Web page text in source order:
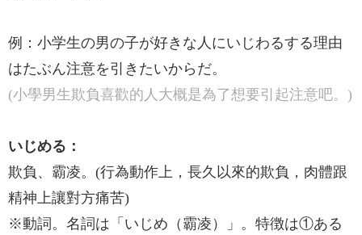
例：小学生の男の子が好きな人にいじわるする理由
はたぶん注意を引きたいからだ。
(小學男生欺負喜歡的人大概是為了想要引起注意吧。)
いじめる：
欺負、霸凌。(行為動作上，長久以來的欺負，肉體跟
精神上讓對方痛苦)
※動詞。名詞は「いじめ（霸凌）」。特徴は①ある